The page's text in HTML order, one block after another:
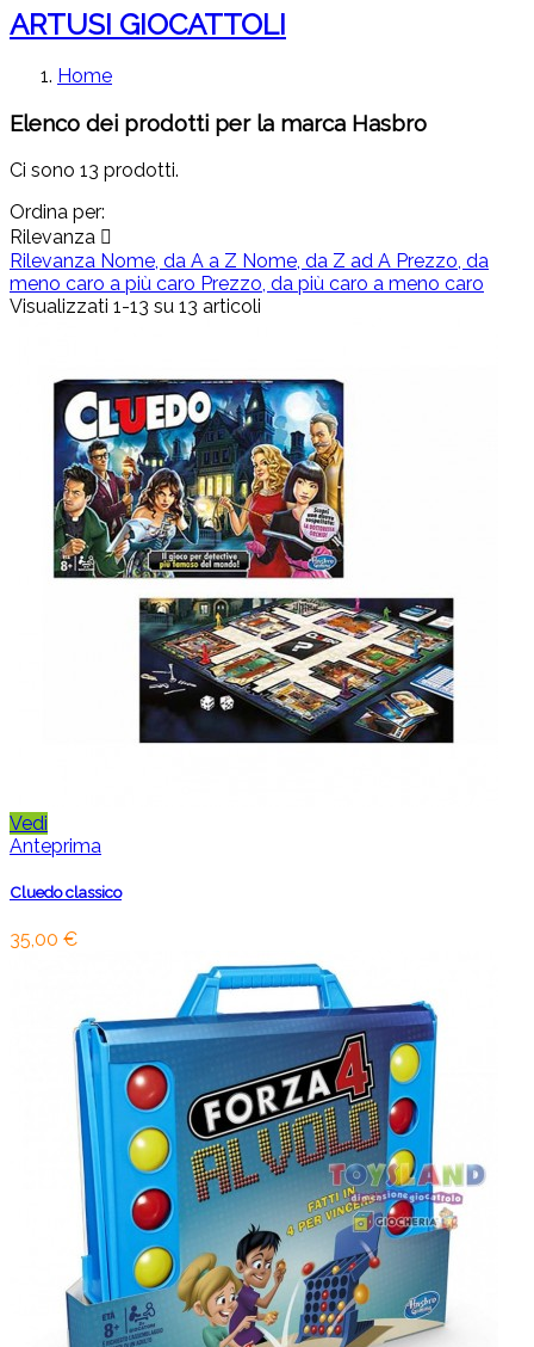
ARTUSI GIOCATTOLI
Home
Elenco dei prodotti per la marca Hasbro
Ci sono 13 prodotti.
Ordina per:
Rilevanza 
Rilevanza Nome, da A a Z Nome, da Z ad A Prezzo, da
meno caro a più caro Prezzo, da più caro a meno caro
Visualizzati 1-13 su 13 articoli
Vedi
Anteprima
Cluedo classico
35,00 €